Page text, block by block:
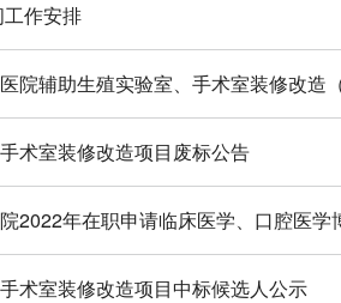
作安排
院辅助生殖实验室、手术室装修改造
术室装修改造项目废标公告
2022年在职申请临床医学、口腔医学
术室装修改造项目中标候选人公示